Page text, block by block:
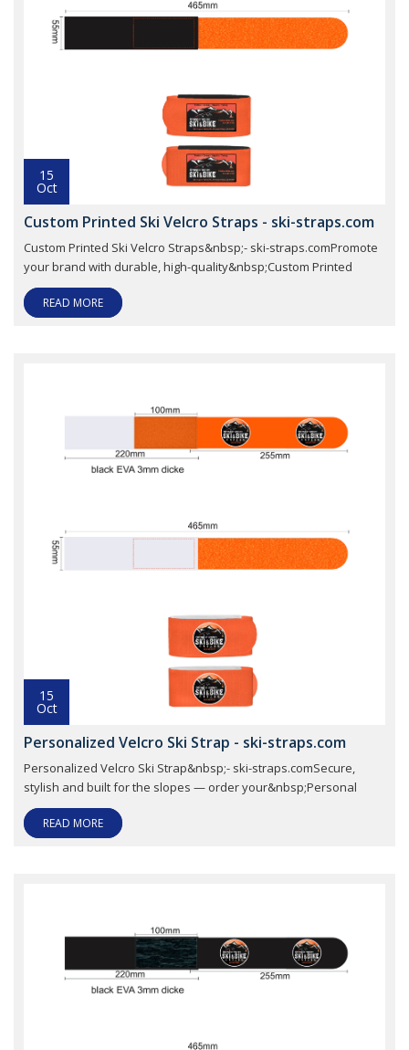
15
Oct
Custom Printed Ski Velcro Straps - ski-straps.com
Custom Printed Ski Velcro Straps&nbsp;- ski-straps.comPromote
your brand with durable, high-quality&nbsp;Custom Printed
READ MORE
15
Oct
Personalized Velcro Ski Strap - ski-straps.com
Personalized Velcro Ski Strap&nbsp;- ski-straps.comSecure,
stylish and built for the slopes — order your&nbsp;Personal
READ MORE